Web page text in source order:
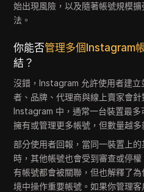
始出現風險，以及隨著帳號規模
法。
你能否管理多個Instagram
結？
沒錯，Instagram 允許使用者建
者、品牌、代理商與線上賣家會
Instagram 中，通常一台裝置最多
擁有或管理更多帳號，但數量越多
部分使用者回報，當同一裝置上
時，其他帳號也會受到審查或停
有帳號都會被關聯，但也解釋了
境中操作重要帳號。如果你管理